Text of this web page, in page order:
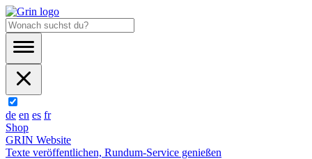
de en es fr
Shop
GRIN Website
Texte veröffentlichen, Rundum-Service genießen